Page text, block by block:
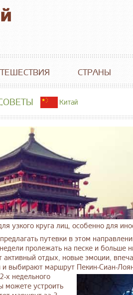
СТРАНЫ
Китай
узкого круга лиц, особенно для
путевки в этом
пролежать на песке и больше
активный отдых, новые эмоции,
выбирают маршрут Пекин-Сиан-
х недельного
можете устроить